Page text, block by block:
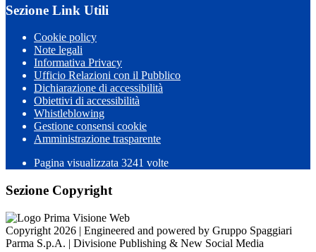
Sezione Link Utili
Cookie policy
Note legali
Informativa Privacy
Ufficio Relazioni con il Pubblico
Dichiarazione di accessibilità
Obiettivi di accessibilità
Whistleblowing
Gestione consensi cookie
Amministrazione trasparente
Pagina visualizzata 3241 volte
Sezione Copyright
Copyright 2026 | Engineered and powered by Gruppo Spaggiari
Parma S.p.A. | Divisione Publishing & New Social Media